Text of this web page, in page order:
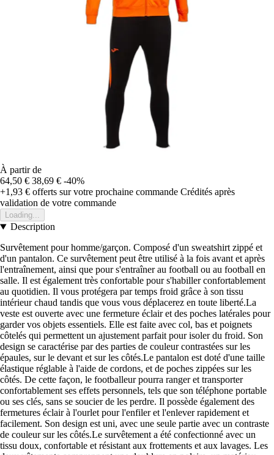
À partir de
64,50 € 38,69 € -40%
+1,93 € offerts sur votre prochaine commande Crédités après
validation de votre commande
Loading...
Description
Survêtement pour homme/garçon. Composé d'un sweatshirt zippé et
d'un pantalon. Ce survêtement peut être utilisé à la fois avant et après
l'entraînement, ainsi que pour s'entraîner au football ou au football en
salle. Il est également très confortable pour s'habiller confortablement
au quotidien. Il vous protégera par temps froid grâce à son tissu
intérieur chaud tandis que vous vous déplacerez en toute liberté.La
veste est ouverte avec une fermeture éclair et des poches latérales pour
garder vos objets essentiels. Elle est faite avec col, bas et poignets
côtelés qui permettent un ajustement parfait pour isoler du froid. Son
design se caractérise par des parties de couleur contrastées sur les
épaules, sur le devant et sur les côtés.Le pantalon est doté d'une taille
élastique réglable à l'aide de cordons, et de poches zippées sur les
côtés. De cette façon, le footballeur pourra ranger et transporter
confortablement ses effets personnels, tels que son téléphone portable
ou ses clés, sans se soucier de les perdre. Il possède également des
fermetures éclair à l'ourlet pour l'enfiler et l'enlever rapidement et
facilement. Son design est uni, avec une seule partie avec un contraste
de couleur sur les côtés.Le survêtement a été confectionné avec un
tissu doux, confortable et résistant aux frottements et aux lavages. Les